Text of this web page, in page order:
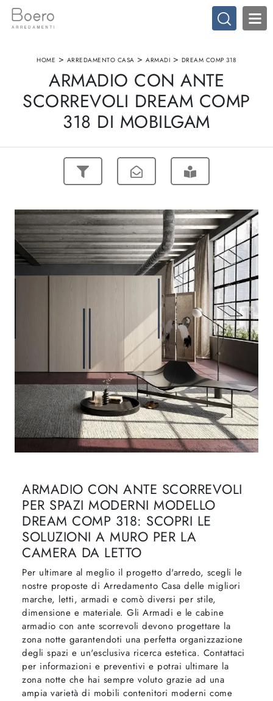
HOME > ARREDAMENTO CASA >ARMADI > DREAM COMP 318
ARMADIO CON ANTE
SCORREVOLI DREAM COMP
318 DI MOBILGAM
ARMADIO CON ANTE SCORREVOLI
PER SPAZI MODERNI MODELLO
DREAM COMP 318: SCOPRI LE
SOLUZIONI A MURO PER LA
CAMERA DA LETTO
Per ultimare al meglio il progetto d'arredo, scegli le
nostre proposte di Arredamento Casa delle migliori
marche, letti, armadi e comò diversi per stile,
dimensione e materiale. Gli Armadi e le cabine
armadio con ante scorrevoli devono progettare la
zona notte garantendoti una perfetta organizzazione
degli spazi e un'esclusiva ricerca estetica. Contattaci
per informazioni e preventivi e potrai ultimare la
zona notte che hai sempre voluto grazie ad una
ampia varietà di mobili contenitori moderni come